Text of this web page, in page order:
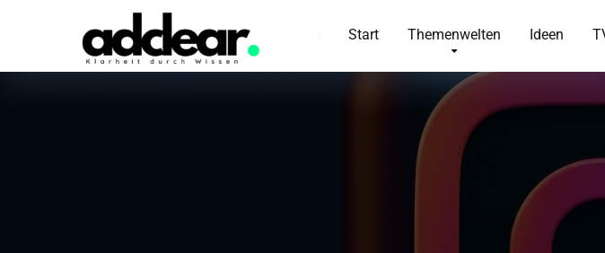
Start Themenwelten Ideen